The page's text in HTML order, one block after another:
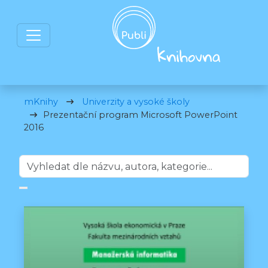
mKnihy
Univerzity a vysoké školy
Prezentační program Microsoft PowerPoint
2016